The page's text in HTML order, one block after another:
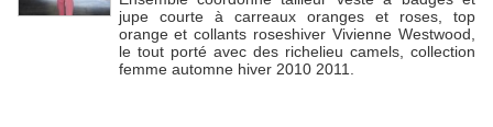
jupe courte à carreaux oranges et roses, top
orange et collants roseshiver Vivienne Westwood,
le tout porté avec des richelieu camels, collection
femme automne hiver 2010 2011.